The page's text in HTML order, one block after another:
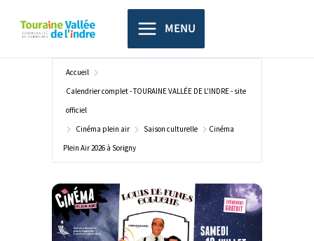
principal
MENU
Accueil
Calendrier complet - TOURAINE VALLÉE DE L'INDRE - site
officiel
Cinéma plein air
Saison culturelle
Cinéma
Plein Air 2026 à Sorigny